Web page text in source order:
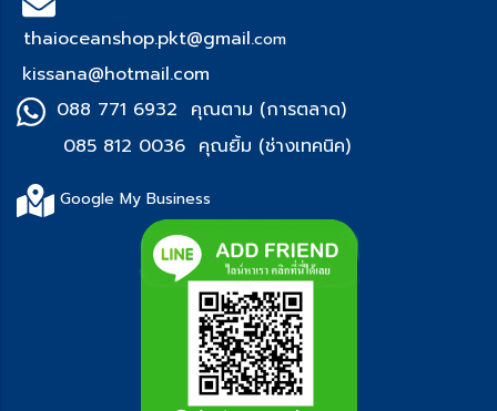
thaioceanshop.pkt@gmail.com
kissana@hotmail.com
088 771 6932 คุณตาม (การตลาด)
085 812 0036 คุณยิ้ม (ช่างเทคนิค)
Google My Business